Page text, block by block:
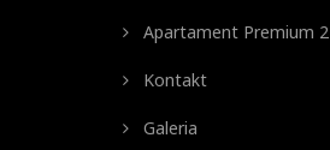
Apartament Premium 2
Kontakt
Galeria